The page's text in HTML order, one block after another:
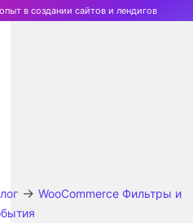
в создании сайтов и лендигов
→ WooCommerce Фильтры и